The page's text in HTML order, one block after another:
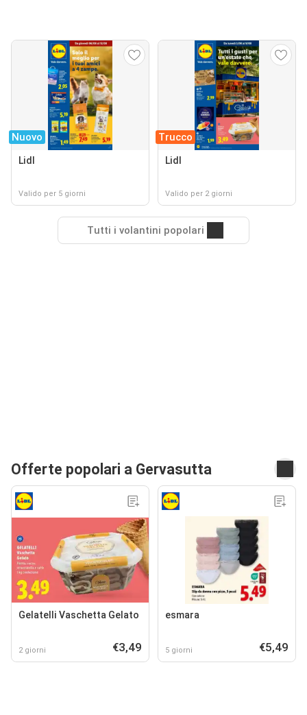
Nuovo
Lidl
Valido per 5 giorni
Trucco
Lidl
Valido per 2 giorni
Tutti i volantini popolari
Offerte popolari a Gervasutta
Gelatelli Vaschetta Gelato
2 giorni €3,49
esmara
5 giorni €5,49